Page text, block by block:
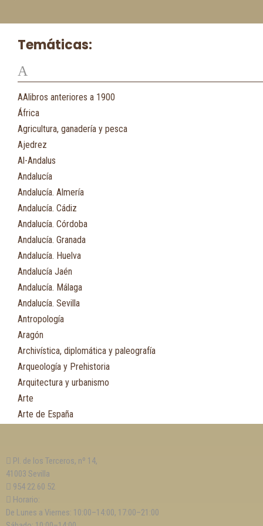
Temáticas:
A
AAlibros anteriores a 1900
África
Agricultura, ganadería y pesca
Ajedrez
Al-Andalus
Andalucía
Andalucía. Almería
Andalucía. Cádiz
Andalucía. Córdoba
Andalucía. Granada
Andalucía. Huelva
Andalucía Jaén
Andalucía. Málaga
Andalucía. Sevilla
Antropología
Aragón
Archivística, diplomática y paleografía
Arqueología y Prehistoria
Arquitectura y urbanismo
Arte
Arte de España
Asturias
Automovilismo, ciclismo y Motociclismo
Aviación y Aeronáutica
B
Pl. de los Terceros, nº 14,
41003 Sevilla
954 22 60 52
Horario:
De Lunes a Viernes: 10:00–14:00, 17:00–21:00